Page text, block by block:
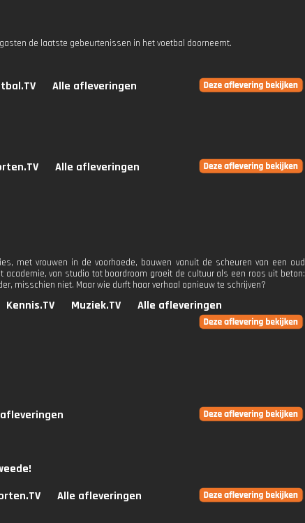
de laatste gebeurtenissen in het voetbal doorneemt.
Alle afleveringen
Alle afleveringen
met vrouwen in de voorhoede, bouwen vanuit de scheuren van een oud
van studio tot boardroom groeit de cultuur als een roos uit beton:
misschien niet. Maar wie durft haar verhaal opnieuw te schrijven?
Kennis.TV Muziek.TV Alle afleveringen
Alle afleveringen